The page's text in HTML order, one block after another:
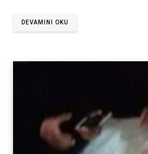
DEVAMINI OKU